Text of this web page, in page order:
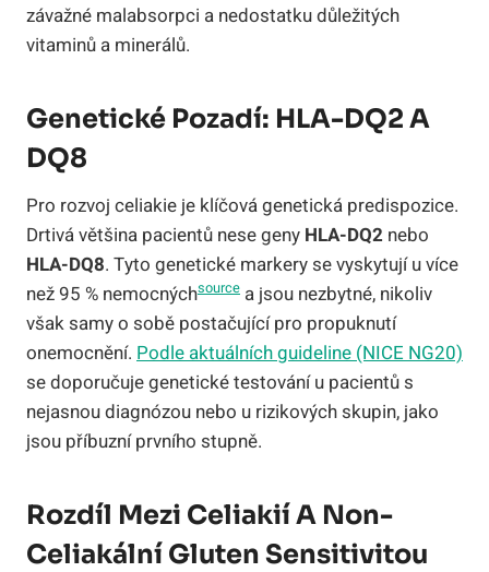
závažné malabsorpci a nedostatku důležitých
vitaminů a minerálů.
Genetické Pozadí: HLA-DQ2 A
DQ8
Pro rozvoj celiakie je klíčová genetická predispozice.
Drtivá většina pacientů nese geny HLA-DQ2 nebo
HLA-DQ8. Tyto genetické markery se vyskytují u více
než 95 % nemocnýchsource a jsou nezbytné, nikoliv
však samy o sobě postačující pro propuknutí
onemocnění. Podle aktuálních guideline (NICE NG20)
se doporučuje genetické testování u pacientů s
nejasnou diagnózou nebo u rizikových skupin, jako
jsou příbuzní prvního stupně.
Rozdíl Mezi Celiakií A Non-
Celiakální Gluten Sensitivitou